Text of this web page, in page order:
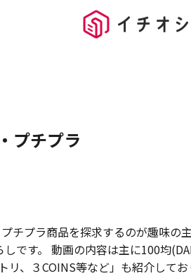
プチプラ
チプラ商品を探求するのが趣味の主
です。 動画の内容は主に100均
、３COINS等など」も紹介してお